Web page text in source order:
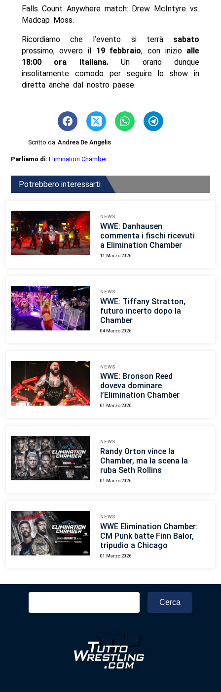
Falls Count Anywhere match: Drew McIntyre vs.
Madcap Moss.
Ricordiamo che l’evento si terrà sabato
prossimo, ovvero il 19 febbraio, con inizio alle
18:00 ora italiana.Un orario dunque
insolitamente comodo per seguire lo show in
diretta anche dal nostro paese.
Scritto da Andrea De Angelis
Parliamo di:Elimination Chamber
Potrebbero interessarti
NEWS
WWE: Danhausen
commenta i fischi ricevuti
a Elimination Chamber
11 Marzo 2026
NEWS
WWE: Tiffany Stratton,
futuro incerto dopo la
Chamber
04 Marzo 2026
NEWS
WWE: Bronson Reed
doveva dominare
l’Elimination Chamber
01 Marzo 2026
NEWS
Randy Orton vince la
Chamber, ma la scena la
ruba Seth Rollins
01 Marzo 2026
NEWS
WWE Elimination Chamber:
CM Punk batte Finn Balor,
tripudio a Chicago
01 Marzo 2026
Ricerca